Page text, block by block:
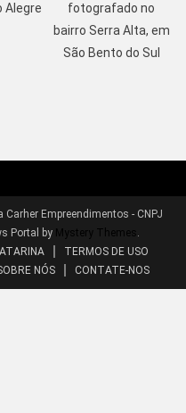
Alegre
fotografado no
bairro Serra Alta, em
São Bento do Sul
Empreendimentos - CNPJ
Portal by Mystery Themes
TERMOS DE USO
NÓS CONTATE-NOS